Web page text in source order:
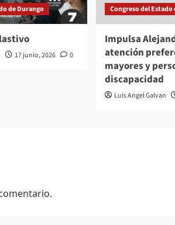
de Durango
17 junio, 2026 0
Congreso del Estado
Impulsa
atención
mayores y
discapacidad
Luis Angel Galvan